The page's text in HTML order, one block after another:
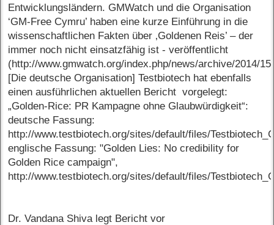
Entwicklungsländern. GMWatch und die Organisation
‘GM-Free Cymru’ haben eine kurze Einführung in die
wissenschaftlichen Fakten über ‚Goldenen Reis’ – der
immer noch nicht einsatzfähig ist - veröffentlicht
(http://www.gmwatch.org/index.php/news/archive/2014/
[Die deutsche Organisation] Testbiotech hat ebenfalls
einen ausführlichen aktuellen Bericht vorgelegt:
„Golden-Rice: PR Kampagne ohne Glaubwürdigkeit“:
deutsche Fassung:
http://www.testbiotech.org/sites/default/files/
englische Fassung: "Golden Lies: No credibility for
Golden Rice campaign",
http://www.testbiotech.org/sites/default/files/
Dr. Vandana Shiva legt Bericht vor